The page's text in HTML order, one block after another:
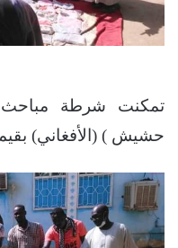
تمكنت شرطة
حشيش ) (الأفغاني)